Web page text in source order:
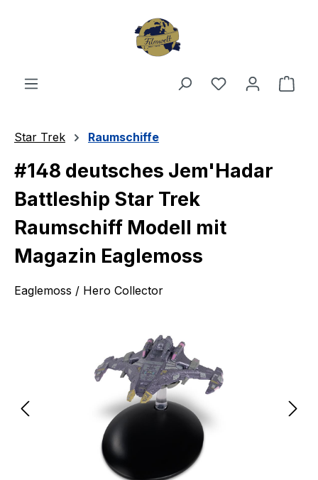
Du hast 0
Star Trek Raumschiffe
#148 deutsches Jem'Hadar
Battleship Star Trek
Raumschiff Modell mit
Magazin Eaglemoss
Eaglemoss / Hero Collector